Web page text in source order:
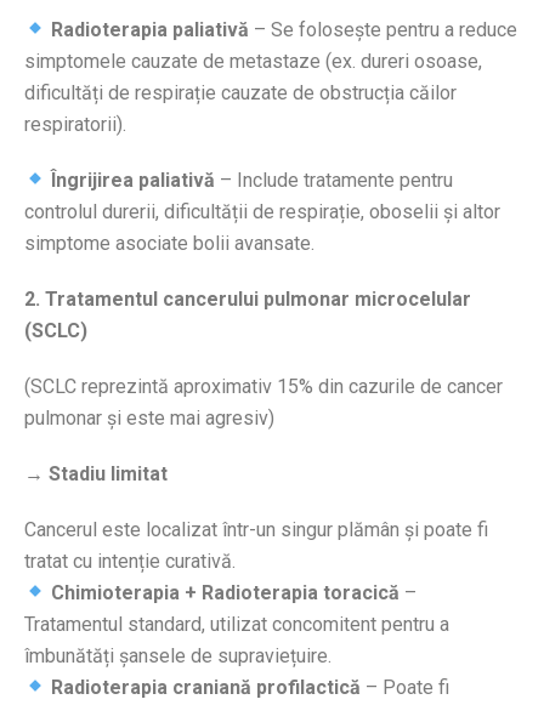
Radioterapia paliativă – Se folosește pentru a reduce
simptomele cauzate de metastaze (ex. dureri osoase,
dificultăți de respirație cauzate de obstrucția căilor
respiratorii).
Îngrijirea paliativă – Include tratamente pentru
controlul durerii, dificultății de respirație, oboselii și altor
simptome asociate bolii avansate.
2. Tratamentul cancerului pulmonar microcelular
(SCLC)
(SCLC reprezintă aproximativ 15% din cazurile de cancer
pulmonar și este mai agresiv)
→ Stadiu limitat
Cancerul este localizat într-un singur plămân și poate fi
tratat cu intenție curativă.
Chimioterapia + Radioterapia toracică –
Tratamentul standard, utilizat concomitent pentru a
îmbunătăți șansele de supraviețuire.
Radioterapia craniană profilactică – Poate fi